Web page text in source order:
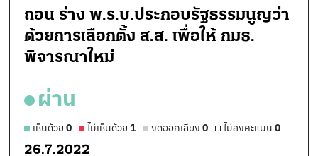
ถอน ร่าง พ.ร.บ.ประกอบรัฐธรรมนูญว่า
ด้วยการเลือกตั้ง ส.ส. เพื่อให้ กมธ.
พิจารณาใหม่
ผ่าน
เห็นด้วย 0 ไม่เห็นด้วย 1 งดออกเสียง 0 ไม่ลงคะแนน 0
26.7.2022